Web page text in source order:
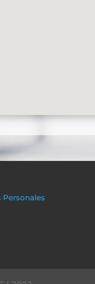
Personales